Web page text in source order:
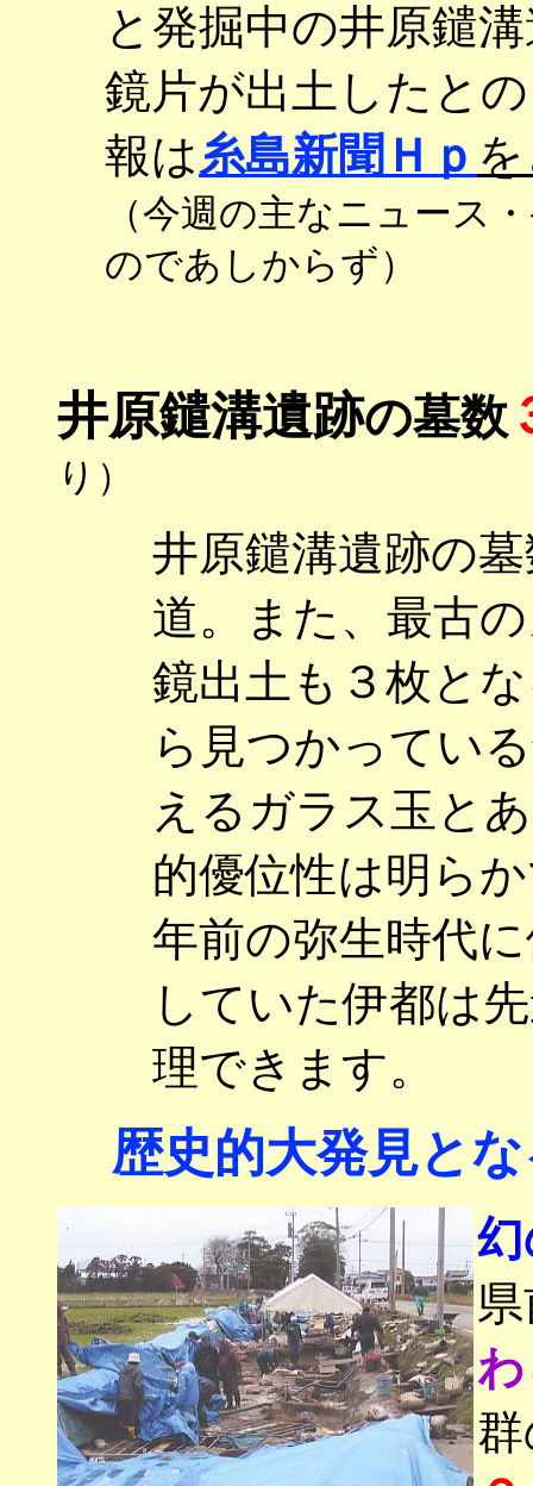
と発掘中の井原鑓
鏡片が出土したと
報は糸島新聞Ｈｐ
（今週の主なニュース
のであしからず）
井原鑓溝遺跡の墓数
り）
井原鑓溝遺跡の
道。また、最古
鏡出土も３枚と
ら見つかってい
えるガラス玉と
的優位性は明ら
年前の弥生時代
していた伊都は
理できます。
歴史的大発見とな